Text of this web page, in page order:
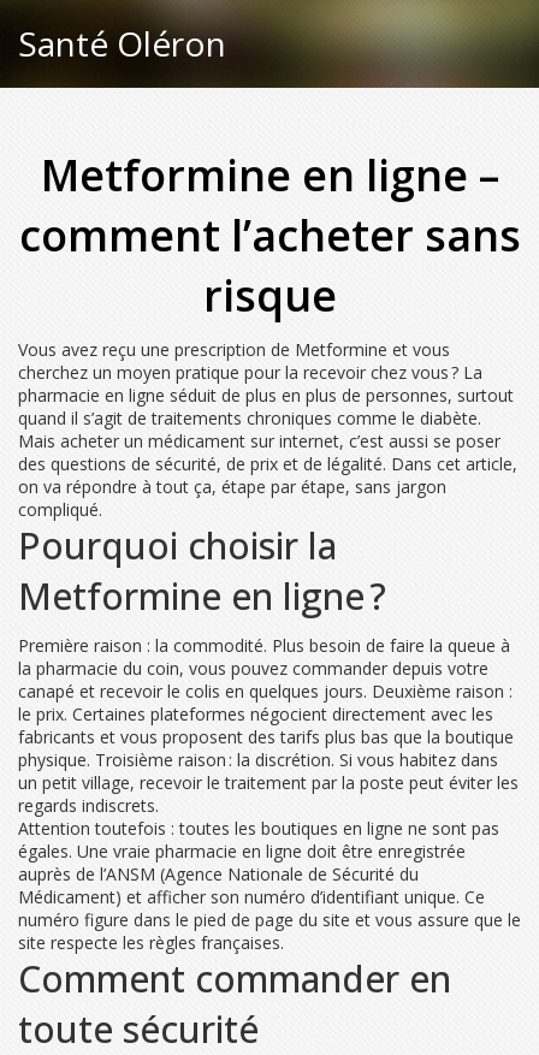
Santé Oléron
Metformine en ligne –
comment l’acheter sans
risque
Vous avez reçu une prescription de Metformine et vous
cherchez un moyen pratique pour la recevoir chez vous ? La
pharmacie en ligne séduit de plus en plus de personnes, surtout
quand il s’agit de traitements chroniques comme le diabète.
Mais acheter un médicament sur internet, c’est aussi se poser
des questions de sécurité, de prix et de légalité. Dans cet article,
on va répondre à tout ça, étape par étape, sans jargon
compliqué.
Pourquoi choisir la
Metformine en ligne ?
Première raison : la commodité. Plus besoin de faire la queue à
la pharmacie du coin, vous pouvez commander depuis votre
canapé et recevoir le colis en quelques jours. Deuxième raison :
le prix. Certaines plateformes négocient directement avec les
fabricants et vous proposent des tarifs plus bas que la boutique
physique. Troisième raison : la discrétion. Si vous habitez dans
un petit village, recevoir le traitement par la poste peut éviter les
regards indiscrets.
Attention toutefois : toutes les boutiques en ligne ne sont pas
égales. Une vraie pharmacie en ligne doit être enregistrée
auprès de l’ANSM (Agence Nationale de Sécurité du
Médicament) et afficher son numéro d’identifiant unique. Ce
numéro figure dans le pied de page du site et vous assure que le
site respecte les règles françaises.
Comment commander en
toute sécurité